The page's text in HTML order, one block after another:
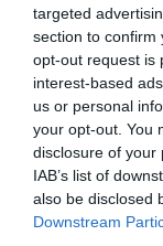
targeted
section to confirm
opt-out request is
interest-based
us or personal
your opt-out. You
disclosure of your
IAB’s list of
also be disclosed
Downstream
333 131